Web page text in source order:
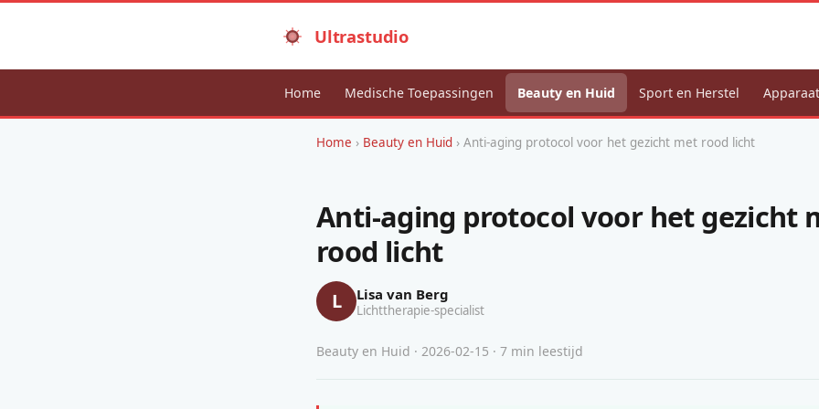
Ultrastudio
Home Medische Toepassingen Beauty en Huid Sport en Herstel
Home › Beauty en Huid › Anti-aging protocol voor het gezicht met rood licht
Anti-aging protocol voor het gezicht
rood licht
L Lisa van Berg
Lichttherapie-specialist
Beauty en Huid · 2026-02-15 · 7 min leestijd